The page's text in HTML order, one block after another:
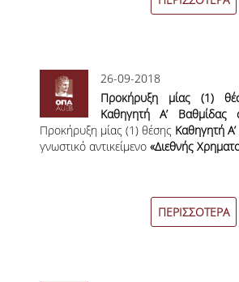
ΔΙΠΛΩΜΑΤΙΚΗ ΕΡΓΑΣΙΑ»
ΣΕΜΙΝΑΡΙΑ
ΓΙΑ ΤΗ ΔΙΠΛΩΜΑΤΙΚΗ
ΣΤΟ ΔΕΟΣ
ΓΕΝΙΚΕΣ
26-09-2018
Προκήρυξη μίας (1)
Καθηγητή Α’ Βαθμίδας
γνωστικό αντικείμενο
Χρηματοδοτική»
Προκήρυξη μίας (1) θέσης Καθηγητή
γνωστικό αντικείμενο«Διεθνής
ΠΕΡΙΣΣΟΤΕΡΑ